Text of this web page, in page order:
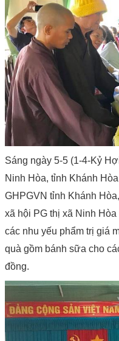
Sáng ngày 5-5 (1-4-Kỷ
Ninh Hòa, tỉnh Khánh
GHPGVN tỉnh Khánh
xã hội PG thị xã Ninh
các nhu yếu phẩm trị giá
quà gồm bánh sữa cho
đồng.